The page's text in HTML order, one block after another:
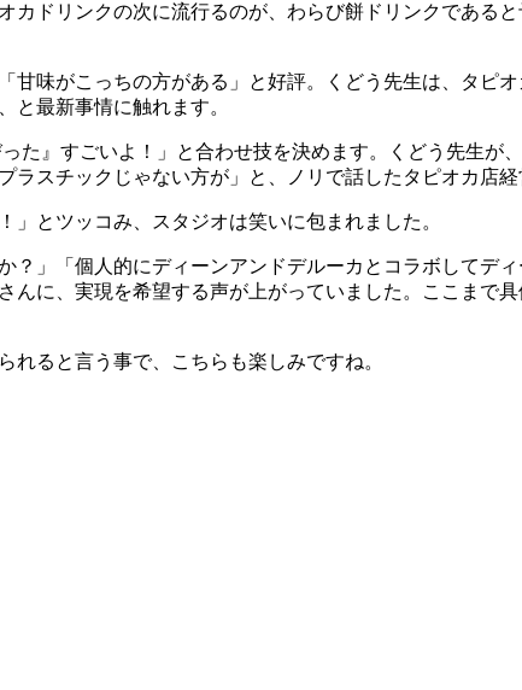
カドリンクの次に流行るのが、わらび餅ドリンクである
甘味がこっちの方がある」と好評。くどう先生は、タピ
と最新事情に触れます。
た』すごいよ！」と合わせ技を決めます。くどう先生が
スチックじゃない方が」と、ノリで話したタピオカ店
とツッコみ、スタジオは笑いに包まれました。
？」「個人的にディーンアンドデルーカとコラボしてデ
に、実現を希望する声が上がっていました。ここまで
ると言う事で、こちらも楽しみですね。